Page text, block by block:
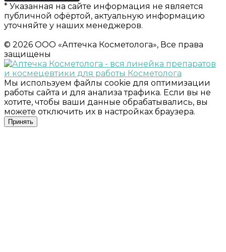
* Указанная на сайте информация не является
публичной офёртой, актуальную информацию
уточняйте у наших менеджеров.
© 2026 ООО «Аптечка Косметолога», Все права
защищены
Мы используем файлы cookie для оптимизации
работы сайта и для анализа трафика. Если вы не
хотите, чтобы ваши данные обрабатывались, вы
можете отключить их в настройках браузера.
Принять